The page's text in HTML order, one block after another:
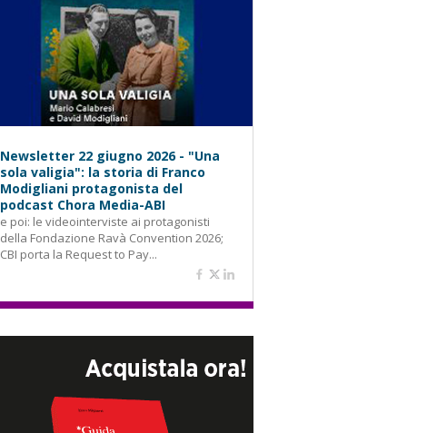
Newsletter 22 giugno 2026 - "Una
sola valigia": la storia di Franco
Modigliani protagonista del
podcast Chora Media-ABI
e poi: le videointerviste ai protagonisti
della Fondazione Ravà Convention 2026;
CBI porta la Request to Pay...